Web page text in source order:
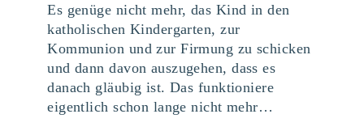
Es genüge nicht mehr, das Kind in den
katholischen Kindergarten, zur
Kommunion und zur Firmung zu schicken
und dann davon auszugehen, dass es
danach gläubig ist. Das funktioniere
eigentlich schon lange nicht mehr…